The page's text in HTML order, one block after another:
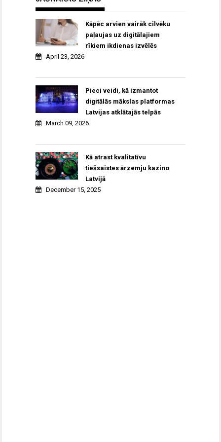
Kāpēc arvien vairāk cilvēku
paļaujas uz digitālajiem
rīkiem ikdienas izvēlēs
April 23, 2026
Pieci veidi, kā izmantot
digitālās mākslas platformas
Latvijas atklātajās telpās
March 09, 2026
Kā atrast kvalitatīvu
tiešsaistes ārzemju kazino
Latvijā
December 15, 2025